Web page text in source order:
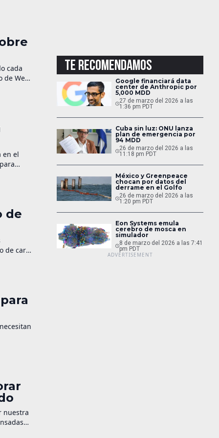
cada
Web3
esto
en el
de
de cara
nuestra
TE RECOMENDAMOS
Google financiará data
center de Anthropic por
5,000 MDD
27 de marzo del 2026 a las
1:36 pm PDT
Cuba sin luz: ONU lanza
plan de emergencia por
94 MDD
26 de marzo del 2026 a las
11:18 pm PDT
México y Greenpeace
chocan por datos del
derrame en el Golfo
26 de marzo del 2026 a las
1:20 pm PDT
Eon Systems emula
cerebro de mosca en
simulador
8 de marzo del 2026 a las 7:41
pm PDT